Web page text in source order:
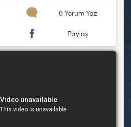
0 Yorum Yaz
Paylaş